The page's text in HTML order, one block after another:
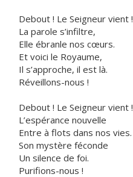
Debout ! Le Seigneur vient !
La parole s’infiltre,
Elle ébranle nos cœurs.
Et voici le Royaume,
Il s’approche, il est là.
Réveillons-nous !
Debout ! Le Seigneur vient !
L’espérance nouvelle
Entre à flots dans nos vies.
Son mystère féconde
Un silence de foi.
Purifions-nous !